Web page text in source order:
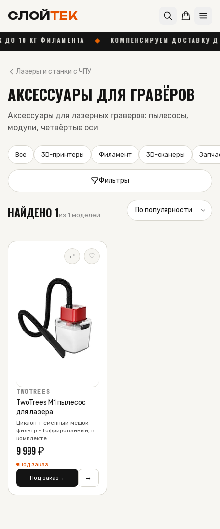
СЛОЙТЕК
КГ ФИЛАМЕНТА ◆ КОМПЕНСИРУЕМ ДОСТАВКУ ДО 1
Лазеры и станки с ЧПУ
АКСЕССУАРЫ ДЛЯ ГРАВЁРОВ
Аксессуары для лазерных граверов: пылесосы,
модули, четвёртые оси
Все 3D-принтеры Филамент 3D-сканеры
Фильтры
НАЙДЕНО 1из 1 моделей
⇄ ♡
TWOTREES
TwoTrees M1 пылесос
для лазера
Циклон + сменный мешок-
фильтр · Гофрированный, в
комплекте
9 999₽
Под заказ
Под заказ → →